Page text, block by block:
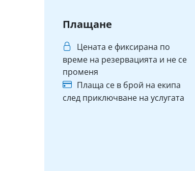
Плащане
Цената е фиксирана по
време на резервацията и не се
променя
Плаща се в брой на екипа
след приключване на услугата